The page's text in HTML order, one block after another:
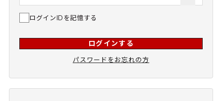
ログインIDを記憶する
ログインする
パスワードをお忘れの方